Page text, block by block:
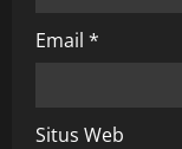
Email *
Situs Web